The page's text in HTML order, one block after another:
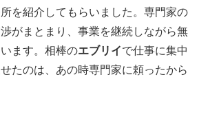
を紹介してもらいました。専門家の
がまとまり、事業を継続しながら無
ます。相棒のエブリイで仕事に集中
たのは、あの時専門家に頼ったから